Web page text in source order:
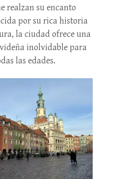
realzan su encanto
por su rica historia
la ciudad ofrece una
inolvidable para
las edades.